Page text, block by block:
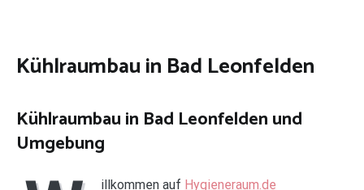
Kühlraumbau in Bad Leonfelden
Kühlraumbau in Bad Leonfelden und
Umgebung
illkommen auf Hygieneraum.de